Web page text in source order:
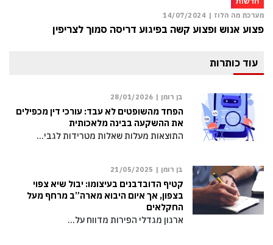
מערכת מה הלוז | 14/07/2024
פצוע אנוש ופצוע קשה בפיגוע דריסה סמוך לצריפין
עוד כותרות
בן רומן | 28/01/2026
הפחד מהשופטים לא עבד: עורכי דין מכפילים
את ההשקעה בבינה מלאכותית
התוצאות מעלות שאלות מטרידות לגבי…
בן רומן | 21/05/2025
קטיף הדובדבנים בעיצומו: יבול שיא צפוי
בצפון, אך איום היבוא מארה”ב מרחף מעל
החקלאים
ארגון מגדלי הפירות מדווח על…